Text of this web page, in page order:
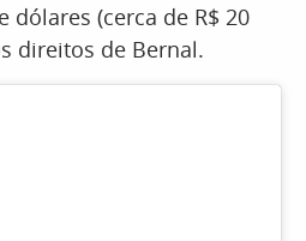
dólares (cerca de R$ 20
direitos de Bernal.